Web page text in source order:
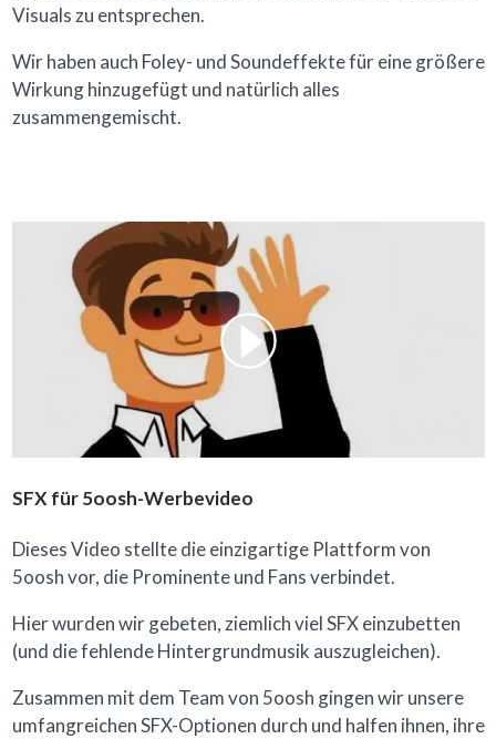
Visuals zu entsprechen.
Wir haben auch Foley- und Soundeffekte für eine größere
Wirkung hinzugefügt und natürlich alles
zusammengemischt.
SFX für 5oosh-Werbevideo
Dieses Video stellte die einzigartige Plattform von
5oosh vor, die Prominente und Fans verbindet.
Hier wurden wir gebeten, ziemlich viel SFX einzubetten
(und die fehlende Hintergrundmusik auszugleichen).
Zusammen mit dem Team von 5oosh gingen wir unsere
umfangreichen SFX-Optionen durch und halfen ihnen, ihre